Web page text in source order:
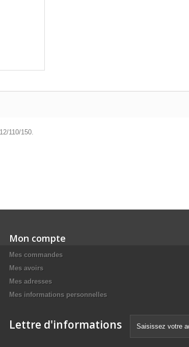
110/150.
Mon compte
Mes commandes
Mes avoirs
Mes adresses
Mes informations personnelles
Lettre d'informations